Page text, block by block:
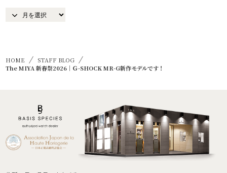
HOME
STAFF BLOG
The MIYA 新春祭2026｜Ｇ-SHOCK MR-G新作モデルです！